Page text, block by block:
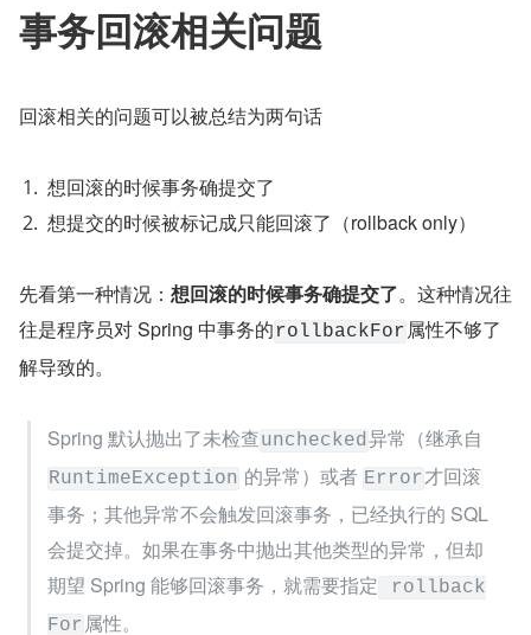
事务回滚相关问题
回滚相关的问题可以被总结为两句话
想回滚的时候事务确提交了
想提交的时候被标记成只能回滚了（rollback only）
先看第一种情况： 想回滚的时候事务确提交了。这种情况往
往是程序员对 Spring 中事务的 rollbackFor 属性不够了
解导致的。
Spring 默认抛出了未检查unchecked
RuntimeException 的异常）或者 Error才回滚
事务；其他异常不会触发回滚事务，已经执行的 SQL
会提交掉。如果在事务中抛出其他类型的异常，但却
期望 Spring 能够回滚事务，就需要指定
rollback
For 属性。